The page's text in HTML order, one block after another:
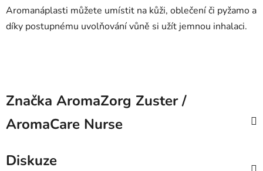
Aromanáplasti můžete umístit na kůži, oblečení či pyžamo a
díky postupnému uvolňování vůně si užít jemnou inhalaci.
Značka AromaZorg Zuster /
AromaCare Nurse
Diskuze